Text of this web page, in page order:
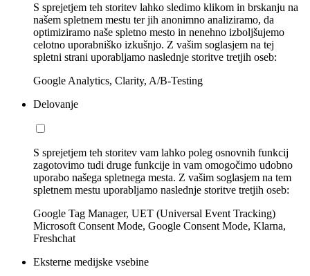
S sprejetjem teh storitev lahko sledimo klikom in brskanju na
našem spletnem mestu ter jih anonimno analiziramo, da
optimiziramo naše spletno mesto in nenehno izboljšujemo
celotno uporabniško izkušnjo. Z vašim soglasjem na tej
spletni strani uporabljamo naslednje storitve tretjih oseb:
Google Analytics, Clarity, A/B-Testing
Delovanje
S sprejetjem teh storitev vam lahko poleg osnovnih funkcij
zagotovimo tudi druge funkcije in vam omogočimo udobno
uporabo našega spletnega mesta. Z vašim soglasjem na tem
spletnem mestu uporabljamo naslednje storitve tretjih oseb:
Google Tag Manager, UET (Universal Event Tracking)
Microsoft Consent Mode, Google Consent Mode, Klarna,
Freshchat
Eksterne medijske vsebine